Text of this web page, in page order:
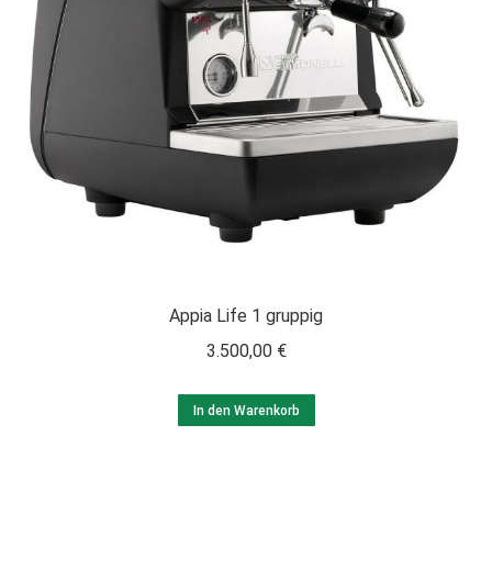
Appia Life 1 gruppig
3.500,00 €
In den Warenkorb